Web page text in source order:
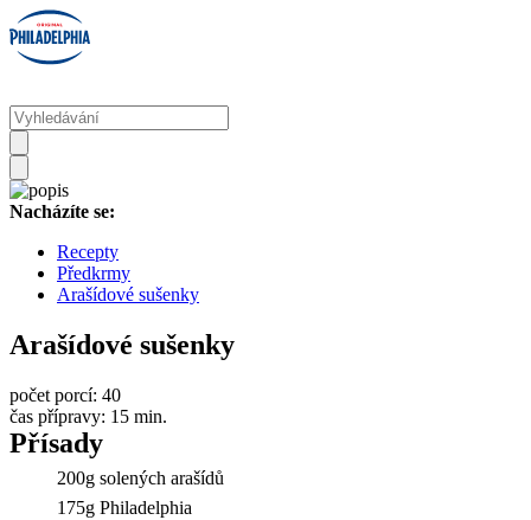
Nacházíte se:
Recepty
Předkrmy
Arašídové sušenky
Arašídové sušenky
počet porcí: 40
čas přípravy: 15 min.
Přísady
200g solených arašídů
175g Philadelphia